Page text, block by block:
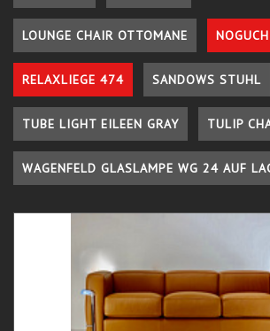
LOUNGE CHAIR OTTOMANE
RELAXLIEGE 474 SANDOWS STUHL
TUBE LIGHT EILEEN GRAY TULIP
WAGENFELD GLASLAMPE WG 24 AUF